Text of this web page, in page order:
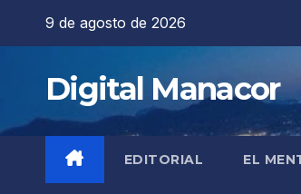
9 de agosto de 2026
Digital Manacor
EDITORIAL EL